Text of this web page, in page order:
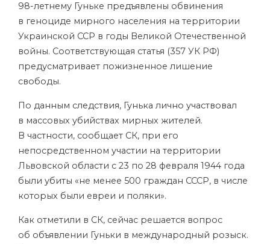
98-летнему Гуньке предъявлены обвинения
в геноциде мирного населения на территории
Украинской ССР в годы Великой Отечественной
войны. Соответствующая статья (357 УК РФ)
предусматривает пожизненное лишение
свободы.
По данным следствия, Гунька лично участвовал
в массовых убийствах мирных жителей.
В частности, сообщает СК, при его
непосредственном участии на территории
Львовской области с 23 по 28 февраля 1944 года
были убиты «не менее 500 граждан СССР, в числе
которых были евреи и поляки».
Как отметили в СК, сейчас решается вопрос
об объявлении Гуньки в международный розыск.